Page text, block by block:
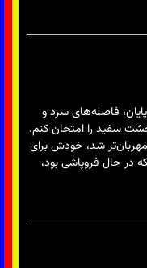
فاصله‌های سرد و
سفید را امتحان کنم.
شد، خودش برای
در حال فروپاشی بود،